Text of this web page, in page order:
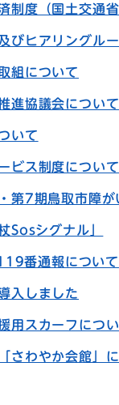
制度（国土交通
びヒアリングル
組について
進協議会について
いて
ビス制度について
第7期鳥取市障
Sosシグナル」
番通報について
入しました
用スカーフにつ
さわやか会館」